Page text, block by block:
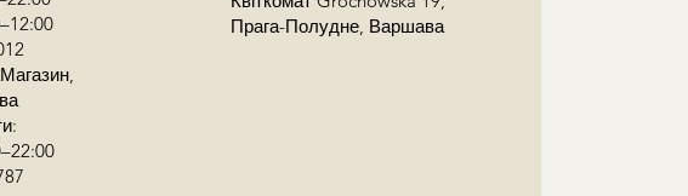
zamówić dostawę kwiatów, ale nie znasz
adresu odbiorcy?
numer kontaktowy odbiorcy w zamówieniu, a
skontaktujemy się z odbiorcą!
Прага-Полудне, Варшава